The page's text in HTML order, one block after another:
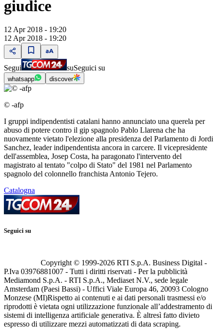
giudice
12 Apr 2018 - 19:20
12 Apr 2018 - 19:20
Segui suSeguici su
whatsapp discover
© -afp
I gruppi indipendentisti catalani hanno annunciato una querela per
abuso di potere contro il gip spagnolo Pablo Llarena che ha
nuovamente vietato l'elezione alla presidenza del Parlamento di Jordi
Sanchez, leader indipendentista ancora in carcere. Il vicepresidente
dell'assemblea, Josep Costa, ha paragonato l'intervento del
magistrato al tentato "colpo di Stato" del 1981 nel Parlamento
spagnolo del colonnello franchista Antonio Tejero.
Catalogna
Seguici su
Copyright © 1999-2026 RTI S.p.A. Business Digital -
P.Iva 03976881007 - Tutti i diritti riservati - Per la pubblicità
Mediamond S.p.A. - RTI S.p.A., Mediaset N.V., sede legale
Amsterdam (Paesi Bassi) - Uffici Viale Europa 46, 20093 Cologno
Monzese (MI)Rispetto ai contenuti e ai dati personali trasmessi e/o
riprodotti è vietata ogni utilizzazione funzionale all’addestramento di
sistemi di intelligenza artificiale generativa. È altresì fatto divieto
espresso di utilizzare mezzi automatizzati di data scraping.